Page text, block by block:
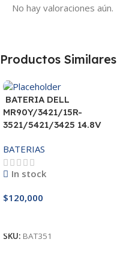
No hay valoraciones aún.
Productos Similares
BATERIA DELL
MR90Y/3421/15R-
3521/5421/3425 14.8V
BATERIAS
In stock
$120,000
SKU: BAT351